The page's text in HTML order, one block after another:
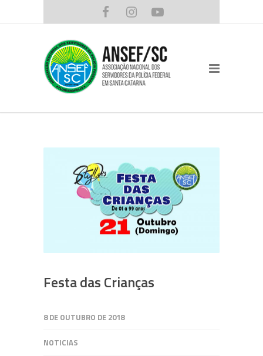
Festa das Crianças
8 DE OUTUBRO DE 2018
NOTICIAS